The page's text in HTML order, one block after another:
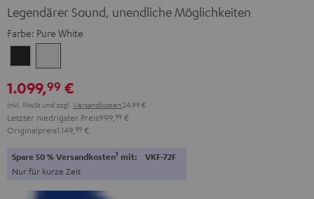
Legendärer Sound, unendliche Möglichkeiten
Farbe: Pure White
Black White
1.099,99 €
Inkl. MwSt und zzgl. Versandkosten 24,99 €
Letzter niedrigster Preis999, 99 €
Originalpreis1.149, 99 €
Spare 50 % Versandkosten1 mit: VKF-72F
Nur für kurze Zeit